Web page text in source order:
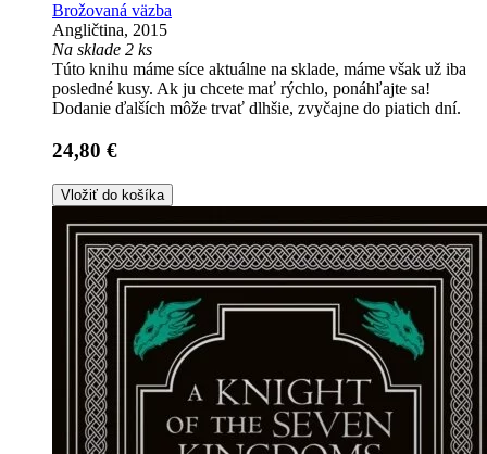
Brožovaná väzba
Angličtina, 2015
Na sklade 2 ks
Túto knihu máme síce aktuálne na sklade, máme však už iba
posledné kusy. Ak ju chcete mať rýchlo, ponáhľajte sa!
Dodanie ďalších môže trvať dlhšie, zvyčajne do piatich dní.
24,80 €
Vložiť do košíka